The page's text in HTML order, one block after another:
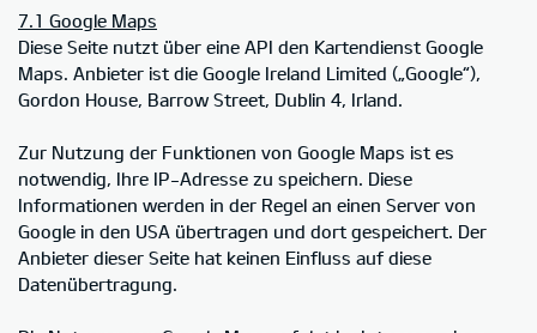
7.1 Google Maps
Diese Seite nutzt über eine API den Kartendienst Google
Maps. Anbieter ist die Google Ireland Limited („Google“),
Gordon House, Barrow Street, Dublin 4, Irland.
Zur Nutzung der Funktionen von Google Maps ist es
notwendig, Ihre IP-Adresse zu speichern. Diese
Informationen werden in der Regel an einen Server von
Google in den USA übertragen und dort gespeichert. Der
Anbieter dieser Seite hat keinen Einfluss auf diese
Datenübertragung.